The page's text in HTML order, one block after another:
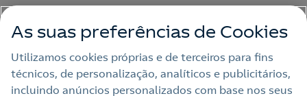
My Repsol
Outras Energias
As suas preferências de Cookies
Utilizamos cookies próprias e de terceiros para fins
técnicos, de personalização, analíticos e publicitários,
incluindo anúncios personalizados com base nos seus